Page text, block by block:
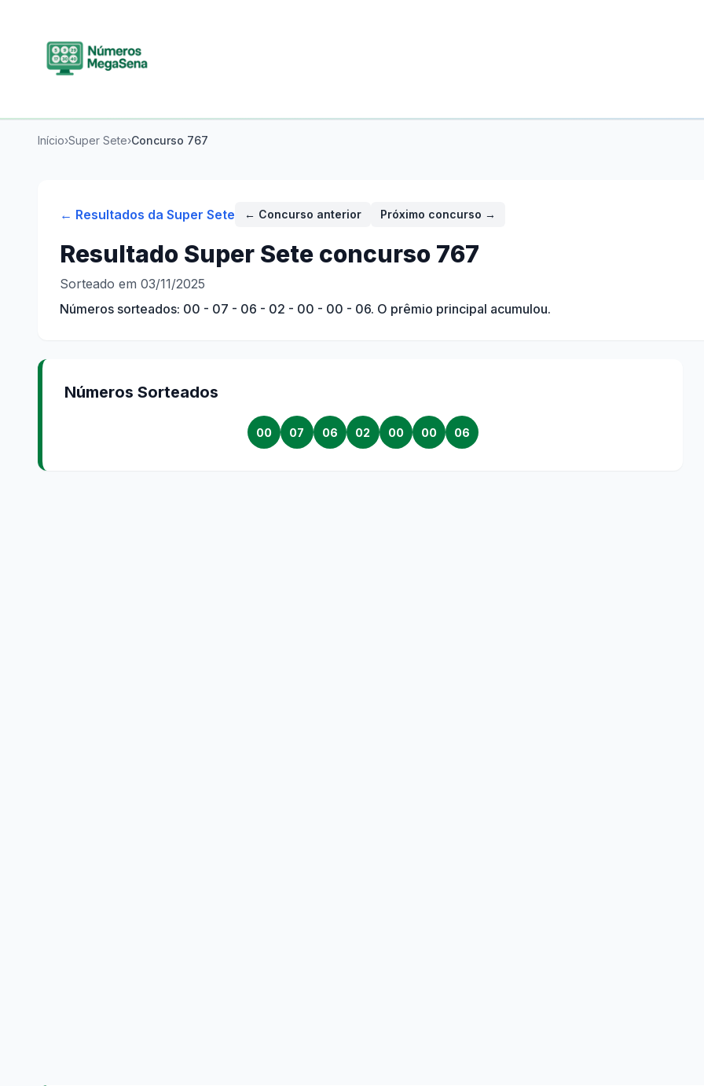
Início›Super Sete›Concurso 767
← Resultados da Super Sete ← Concurso anterior Próximo concurso →
Resultado Super Sete concurso 767
Sorteado em 03/11/2025
Números sorteados: 00 - 07 - 06 - 02 - 00 - 00 - 06. O prêmio principal acumulou.
Números Sorteados
00 07 06 02 00 00 06